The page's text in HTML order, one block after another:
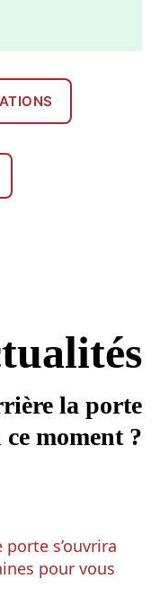
la porte
ce moment ?